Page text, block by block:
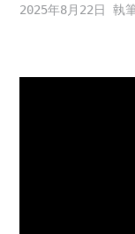
2025年8月22日